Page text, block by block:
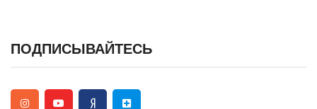
ПОДПИСЫВАЙТЕСЬ